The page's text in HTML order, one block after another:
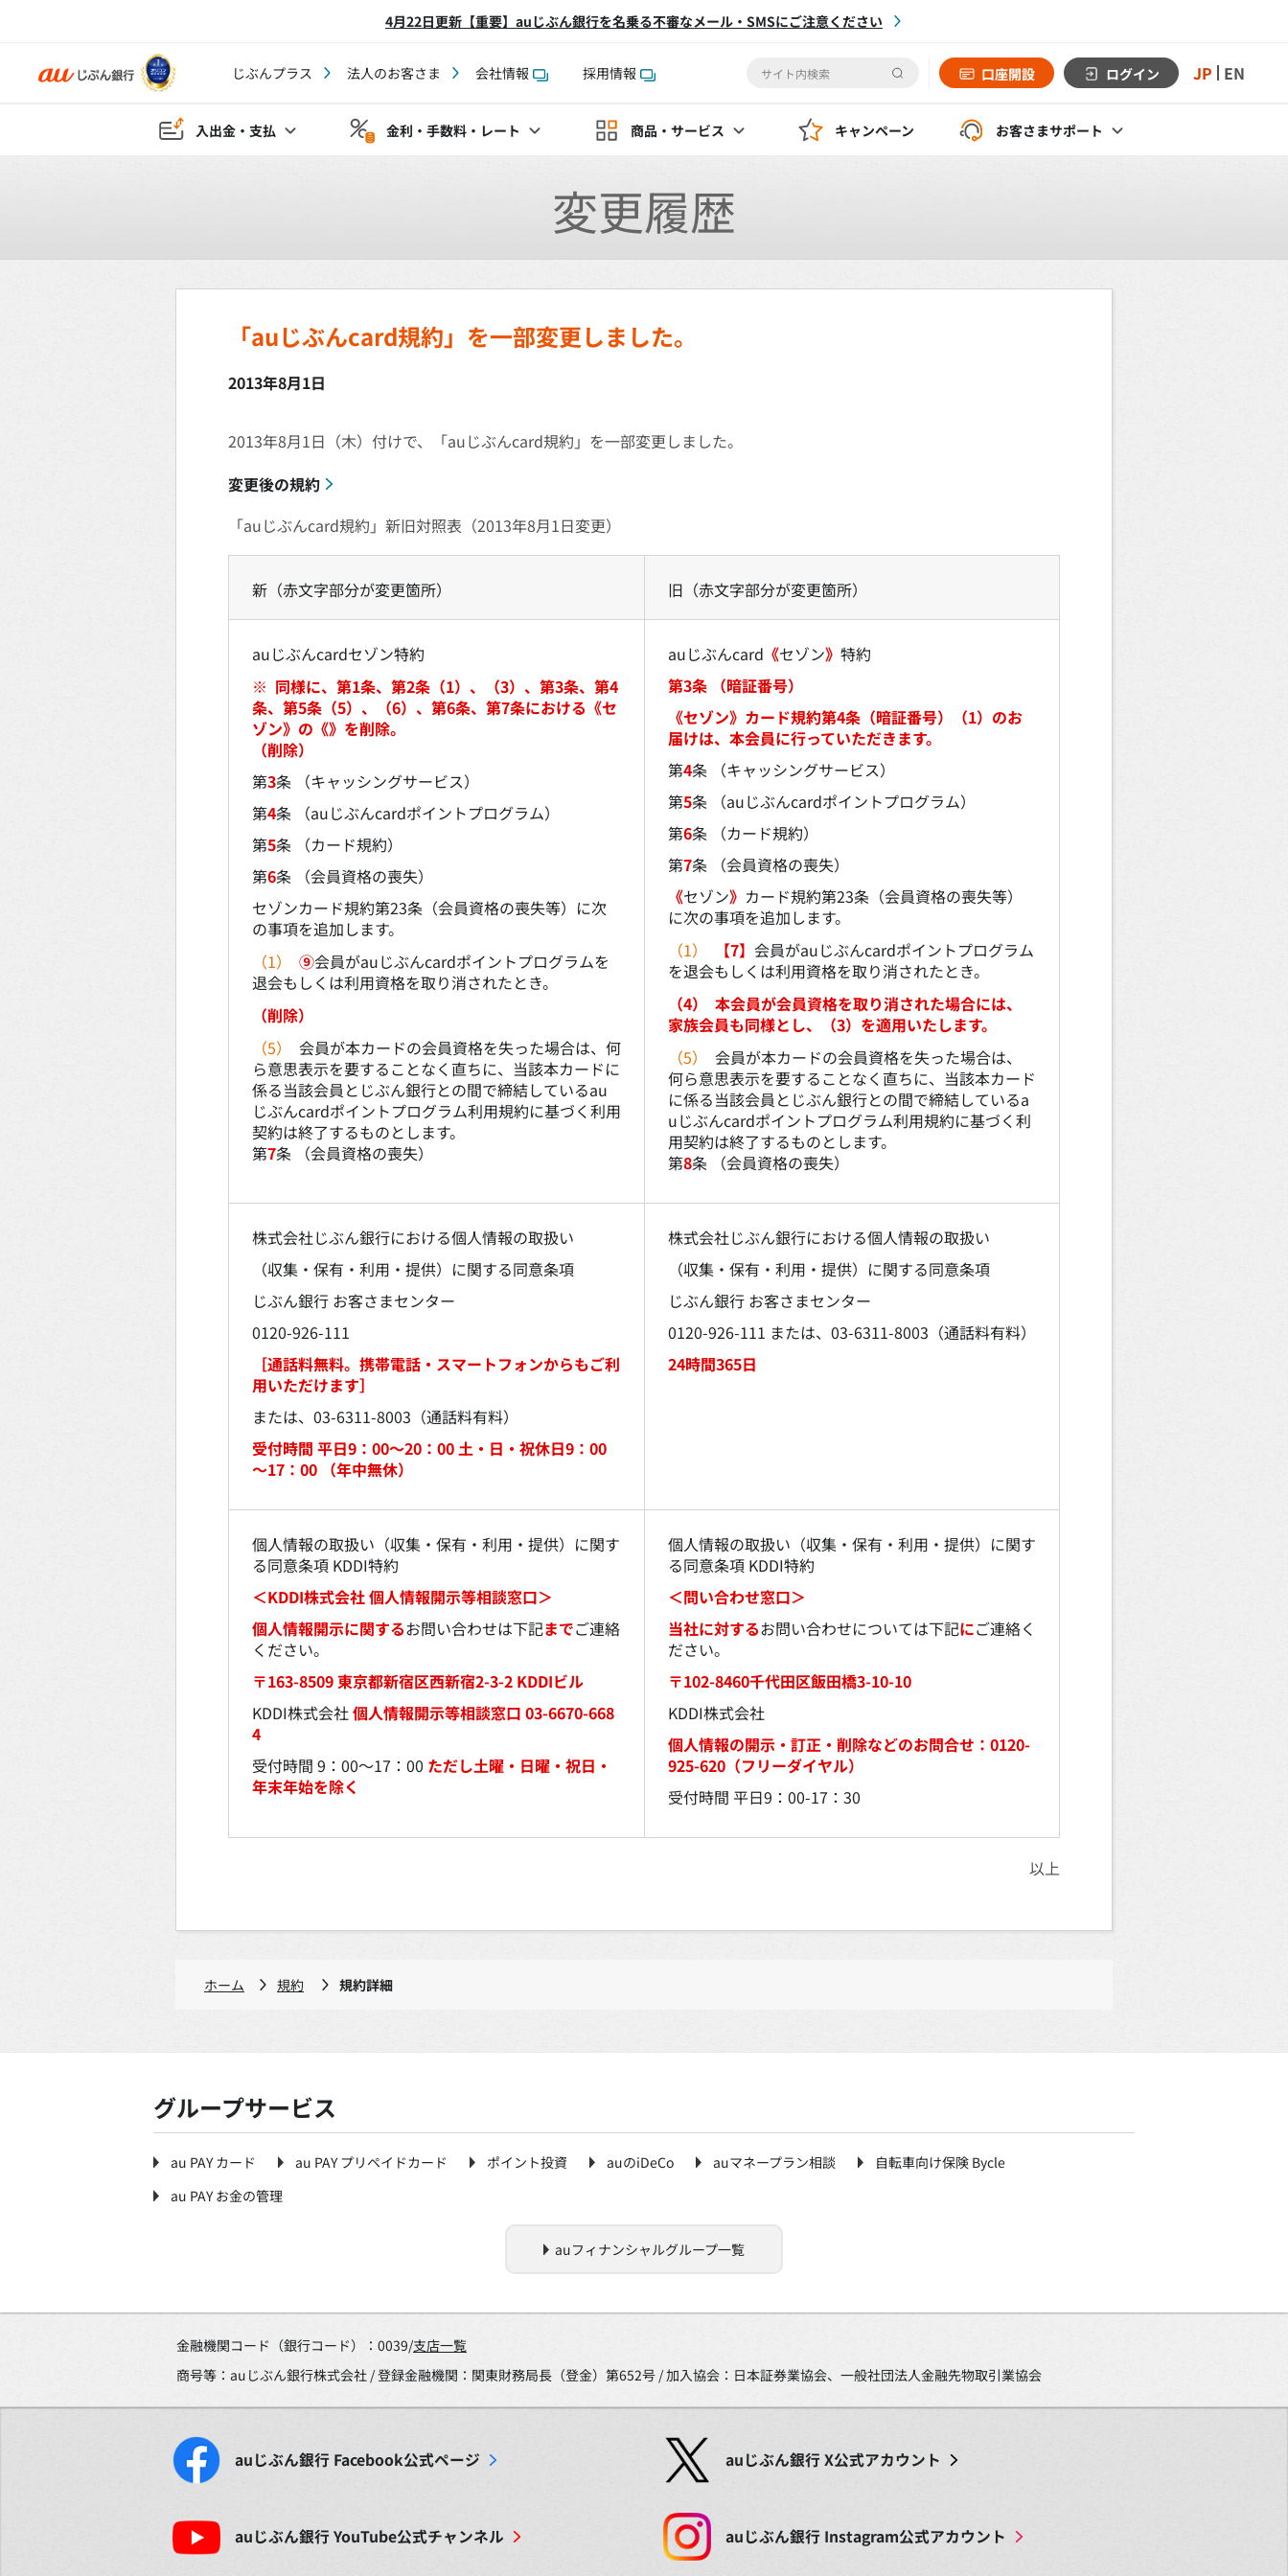
4月22日更新【重要】auじぶん銀行を名乗る不審なメール・SMSにご注意ください
じぶんプラス 法人のお客さま 会社情報 採用情報 口座開設 ログイン JP EN
入出金・支払 金利・手数料・レート 商品・サービス キャンペーン お客さまサポート
変更履歴
「auじぶんcard規約」を一部変更しました。
2013年8月1日
2013年8月1日（木）付けで、「auじぶんcard規約」を一部変更しました。
変更後の規約
「auじぶんcard規約」新旧対照表（2013年8月1日変更）
新（赤文字部分が変更箇所） 旧（赤文字部分が変更箇所）
auじぶんcardセゾン特約
※ 同様に、第1条、第2条（1）、（3）、第3条、第4
条、第5条（5）、（6）、第6条、第7条における《セ
ゾン》の《》を削除。
（削除）
第3条 （キャッシングサービス）
第4条 （auじぶんcardポイントプログラム）
第5条 （カード規約）
第6条 （会員資格の喪失）
セゾンカード規約第23条（会員資格の喪失等）に次
の事項を追加します。
（1）
⑨会員がauじぶんcardポイントプログラムを
退会もしくは利用資格を取り消されたとき。
（削除）
（5）
会員が本カードの会員資格を失った場合は、何
ら意思表示を要することなく直ちに、当該本カードに
係る当該会員とじぶん銀行との間で締結しているau
じぶんcardポイントプログラム利用規約に基づく利用
契約は終了するものとします。
第7条 （会員資格の喪失）
auじぶんcard 《セゾン》 特約
第3条 （暗証番号）
《セゾン》カード規約第4条（暗証番号）（1）のお
届けは、本会員に行っていただきます。
第4条 （キャッシングサービス）
第5条 （auじぶんcardポイントプログラム）
第6条 （カード規約）
第7条 （会員資格の喪失）
《セゾン》 カード規約第23条（会員資格の喪失等）
に次の事項を追加します。
（1）
【7】 会員がauじぶんcardポイントプログラム
を退会もしくは利用資格を取り消されたとき。
（4）
本会員が会員資格を取り消された場合には、
家族会員も同様とし、（3）を適用いたします。
（5）
会員が本カードの会員資格を失った場合は、
何ら意思表示を要することなく直ちに、当該本カード
に係る当該会員とじぶん銀行との間で締結しているa
uじぶんcardポイントプログラム利用規約に基づく利
用契約は終了するものとします。
第8条 （会員資格の喪失）
株式会社じぶん銀行における個人情報の取扱い
（収集・保有・利用・提供）に関する同意条項
じぶん銀行 お客さまセンター
0120-926-111
［通話料無料。携帯電話・スマートフォンからもご利
用いただけます］
または、03-6311-8003（通話料有料）
受付時間 平日9：00～20：00 土・日・祝休日9：00
～17：00 （年中無休）
株式会社じぶん銀行における個人情報の取扱い
（収集・保有・利用・提供）に関する同意条項
じぶん銀行 お客さまセンター
0120-926-111 または、03-6311-8003（通話料有料）
24時間365日
個人情報の取扱い（収集・保有・利用・提供）に関す
る同意条項 KDDI特約
＜KDDI株式会社 個人情報開示等相談窓口＞
個人情報開示に関するお問い合わせは下記までご連絡
ください。
〒163-8509 東京都新宿区西新宿2-3-2 KDDIビル
KDDI株式会社個人情報開示等相談窓口 03-6670-668
4
受付時間 9：00～17：00 ただし土曜・日曜・祝日・
年末年始を除く
個人情報の取扱い（収集・保有・利用・提供）に関す
る同意条項 KDDI特約
＜問い合わせ窓口＞
当社に対するお問い合わせについては下記にご連絡く
ださい。
〒102-8460千代田区飯田橋3-10-10
KDDI株式会社
個人情報の開示・訂正・削除などのお問合せ：0120-
925-620（フリーダイヤル）
受付時間 平日9：00-17：30
以上
ホーム 規約 規約詳細
グループサービス
au PAY カード au PAY プリペイドカード ポイント投資 auのiDeCo auマネープラン相談
自転車向け保険 Bycle
au PAY お金の管理
auフィナンシャルグループ一覧
金融機関コード（銀行コード）：0039/支店一覧
商号等：auじぶん銀行株式会社 / 登録金融機関：関東財務局長（登金）第652号 / 加入協会：日本証券業協会、一般社団法人金融先物取引業協会
auじぶん銀行 Facebook公式ページ auじぶん銀行X公式アカウント
auじぶん銀行YouTube公式チャンネル auじぶん銀行 Instagram公式アカウント